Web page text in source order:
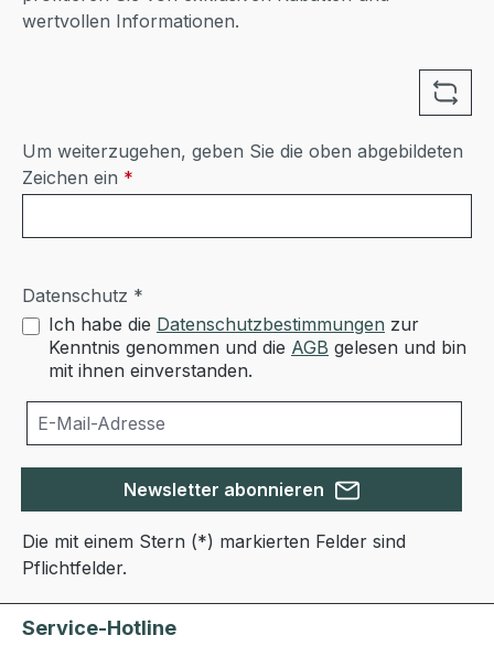
wertvollen Informationen.
Um weiterzugehen, geben Sie die oben abgebildeten
Zeichen ein *
Datenschutz *
Ich habe die Datenschutzbestimmungen zur
Kenntnis genommen und die AGB gelesen und bin
mit ihnen einverstanden.
Newsletter abonnieren
Die mit einem Stern (*) markierten Felder sind
Pflichtfelder.
Service-Hotline